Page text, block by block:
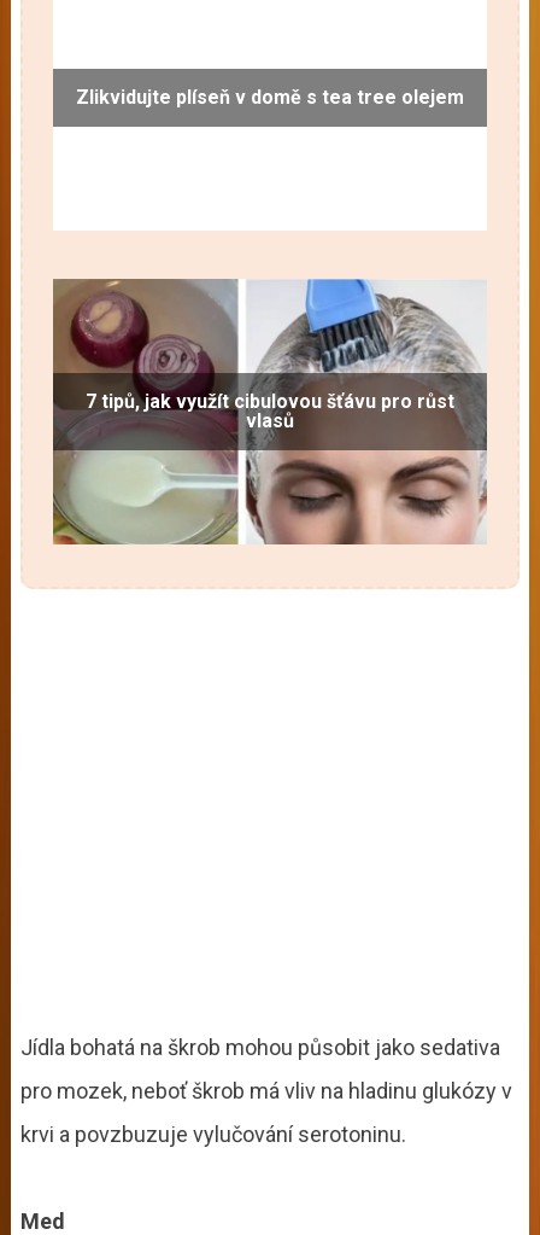
Zlikvidujte plíseň v domě s tea tree olejem
7 tipů, jak využít cibulovou šťávu pro růst
vlasů
Jídla bohatá na škrob mohou působit jako sedativa
pro mozek, neboť škrob má vliv na hladinu glukózy v
krvi a povzbuzuje vylučování serotoninu.
Med